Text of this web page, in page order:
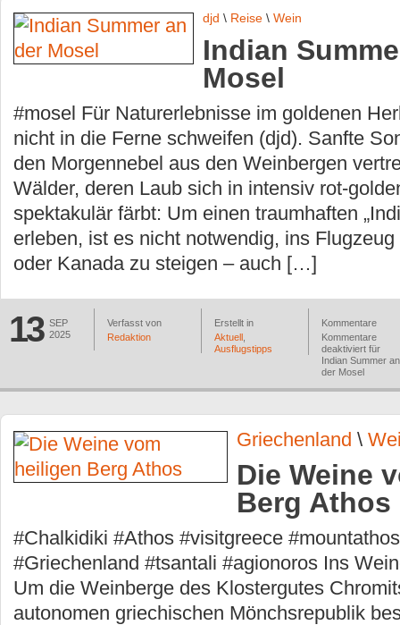
djd \ Reise \ Wein
Indian
Mosel
#mosel Für Naturerlebnisse im goldenen
nicht in die Ferne schweifen (djd). Sanfte
den Morgennebel aus den Weinbergen
Wälder, deren Laub sich in intensiv rot-
spektakulär färbt: Um einen traumhaften
erleben, ist es nicht notwendig, ins
oder Kanada zu steigen – auch […]
13 SEP
2025
Verfasst von
Redaktion
Erstellt in
Aktuell
Ausflugstipps
Kommentare
Kommentare
deaktiviert für
Indian Summer an
der Mosel
Griechenland \
Die Weine
Berg Athos
#Chalkidiki #Athos #visitgreece
#Griechenland #tsantali #agionoros Ins
Um die Weinberge des Klostergutes
autonomen griechischen Mönchsrepublik